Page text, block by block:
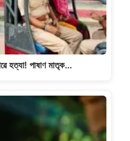
হত্যা! পাষাণ মাতৃক…